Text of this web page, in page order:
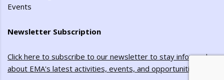
Events
Newsletter Subscription
Click here to subscribe to our newsletter to stay informed
about EMA's latest activities, events, and opportunities